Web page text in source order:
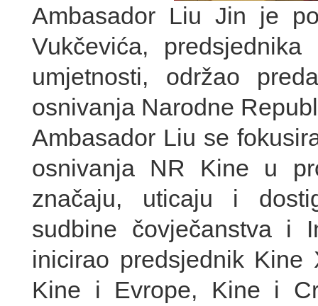
Ambasador Liu Jin je
Vukčevića,
umjetnosti, održao
osnivanja Narodne
Ambasador Liu se
osnivanja NR Kine u
značaju, uticaju i
sudbine čovječanstva i
inicirao predsjednik
Kine i Evrope, Kine i